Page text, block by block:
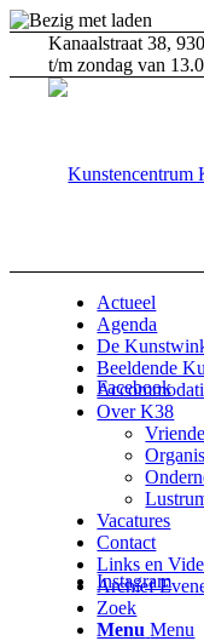
Kanaalstraat 38,
t/m zondag van
Facebook
Instagram
Actueel
Agenda
De
Beeldende
Over K38
Vacatures
Contact
Links en
Archief
Zoek
Menu Menu